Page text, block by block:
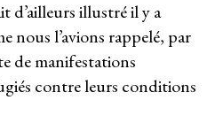
d’ailleurs illustré il y a
nous l’avions rappelé, par
de manifestations
contre leurs conditions